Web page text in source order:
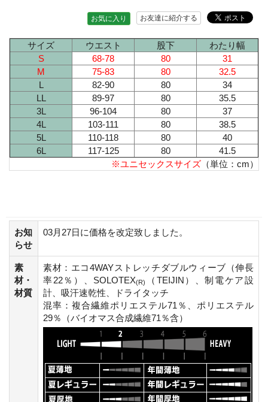
お友達に紹介する
お気に入り
サイズ ウエスト 股下
わたり幅
S
68-78 80
31
M
75-83 80
32.5
L
82-90 80
34
LL
89-97 80
35.5
3L
96-104 80
37
4L
103-111 80
38.5
5L
110-118 80
40
6L
117-125 80
41.5
※ユニセックスサイズ （単位：cm）
お知
らせ
03月27日に価格を改定致しました。
素
材・
材質
素材：エコ4WAYストレッチダブルウィーブ（伸長
率22％）、SOLOTEX(R)
（TEIJIN）、制電ケア設
計、吸汗速乾性、ドライタッチ
混率：複合繊維ポリエステル71％、ポリエステル
29％（バイオマス合成繊維71％含）